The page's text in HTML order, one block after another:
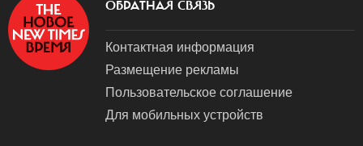
ОБРАТНАЯ СВЯЗЬ
Контактная информация
Размещение рекламы
Пользовательское соглашение
Для мобильных устройств